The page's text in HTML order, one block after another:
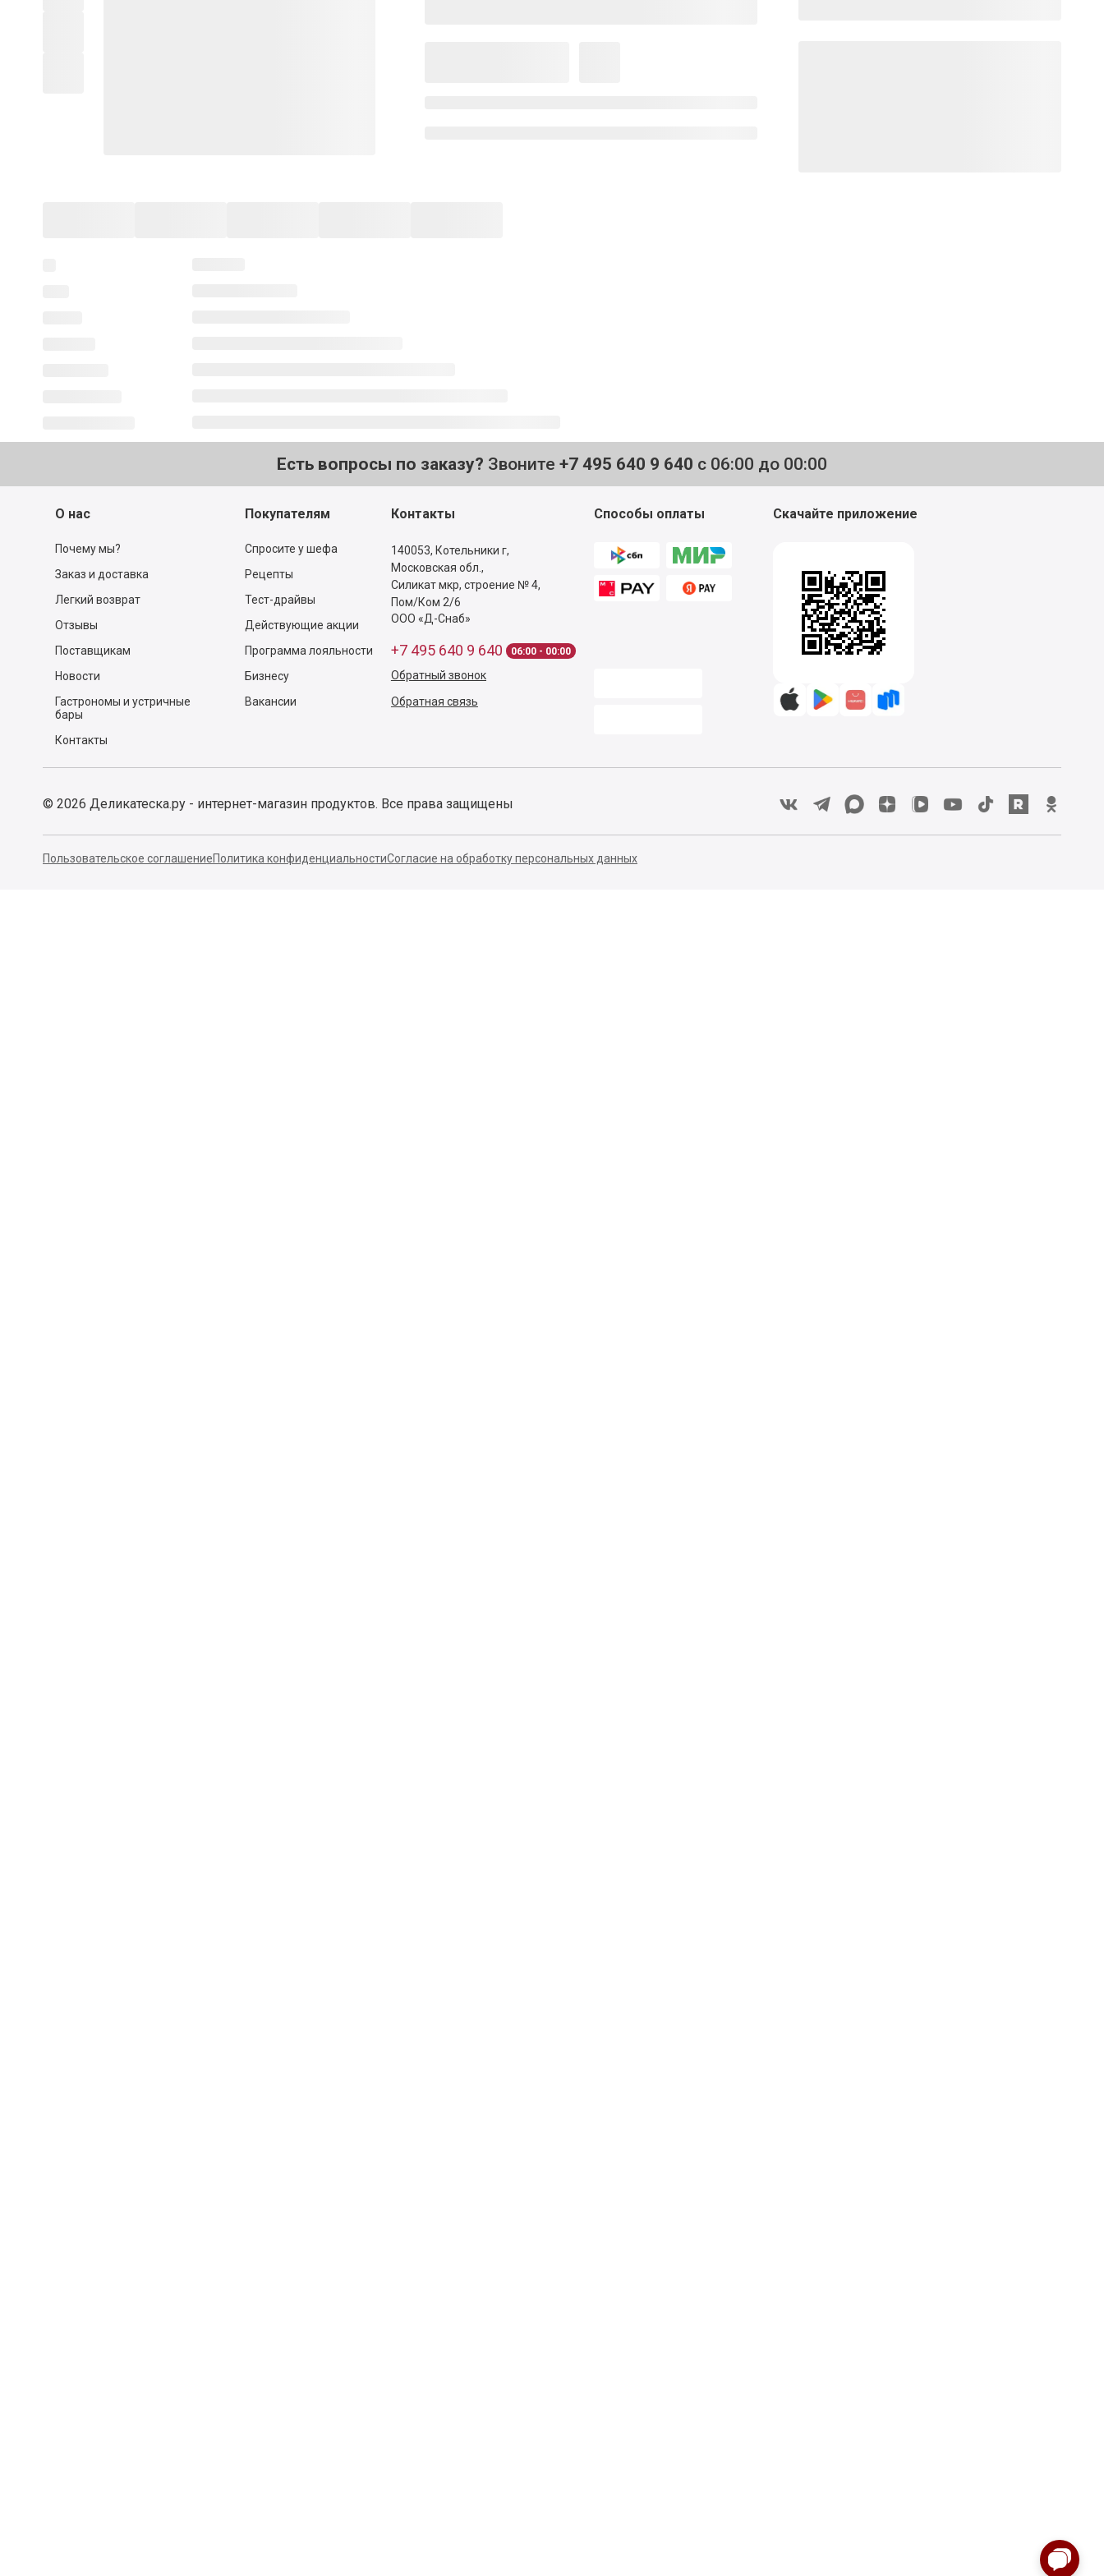
Есть вопросы по заказу? Звоните +7 495 640 9 640 с 06:00 до 00:00
О нас
Почему мы?
Заказ и доставка
Легкий возврат
Отзывы
Поставщикам
Новости
Гастрономы и устричные
бары
Контакты
Покупателям
Спросите у шефа
Рецепты
Тест-драйвы
Действующие акции
Программа лояльности
Бизнесу
Вакансии
Контакты
140053, Котельники г,
Московская обл.,
Силикат мкр, строение № 4,
Пом/Ком 2/6
ООО «Д-Снаб»
+7 495 640 9 640 06:00 - 00:00
Обратный звонок
Обратная связь
Способы оплаты Скачайте приложение
© 2026 Деликатеска.ру - интернет-магазин продуктов. Все права защищены
Пользовательское соглашениеПолитика конфиденциальностиСогласие на обработку персональных данных